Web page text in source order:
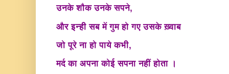
उनके शौक उनके सपने,
और इन्ही सब में गुम हो गए उसके ख़्वाब
जो पूरे ना हो पाये कभी,
मर्द का अपना कोई सपना नहीं होता ।